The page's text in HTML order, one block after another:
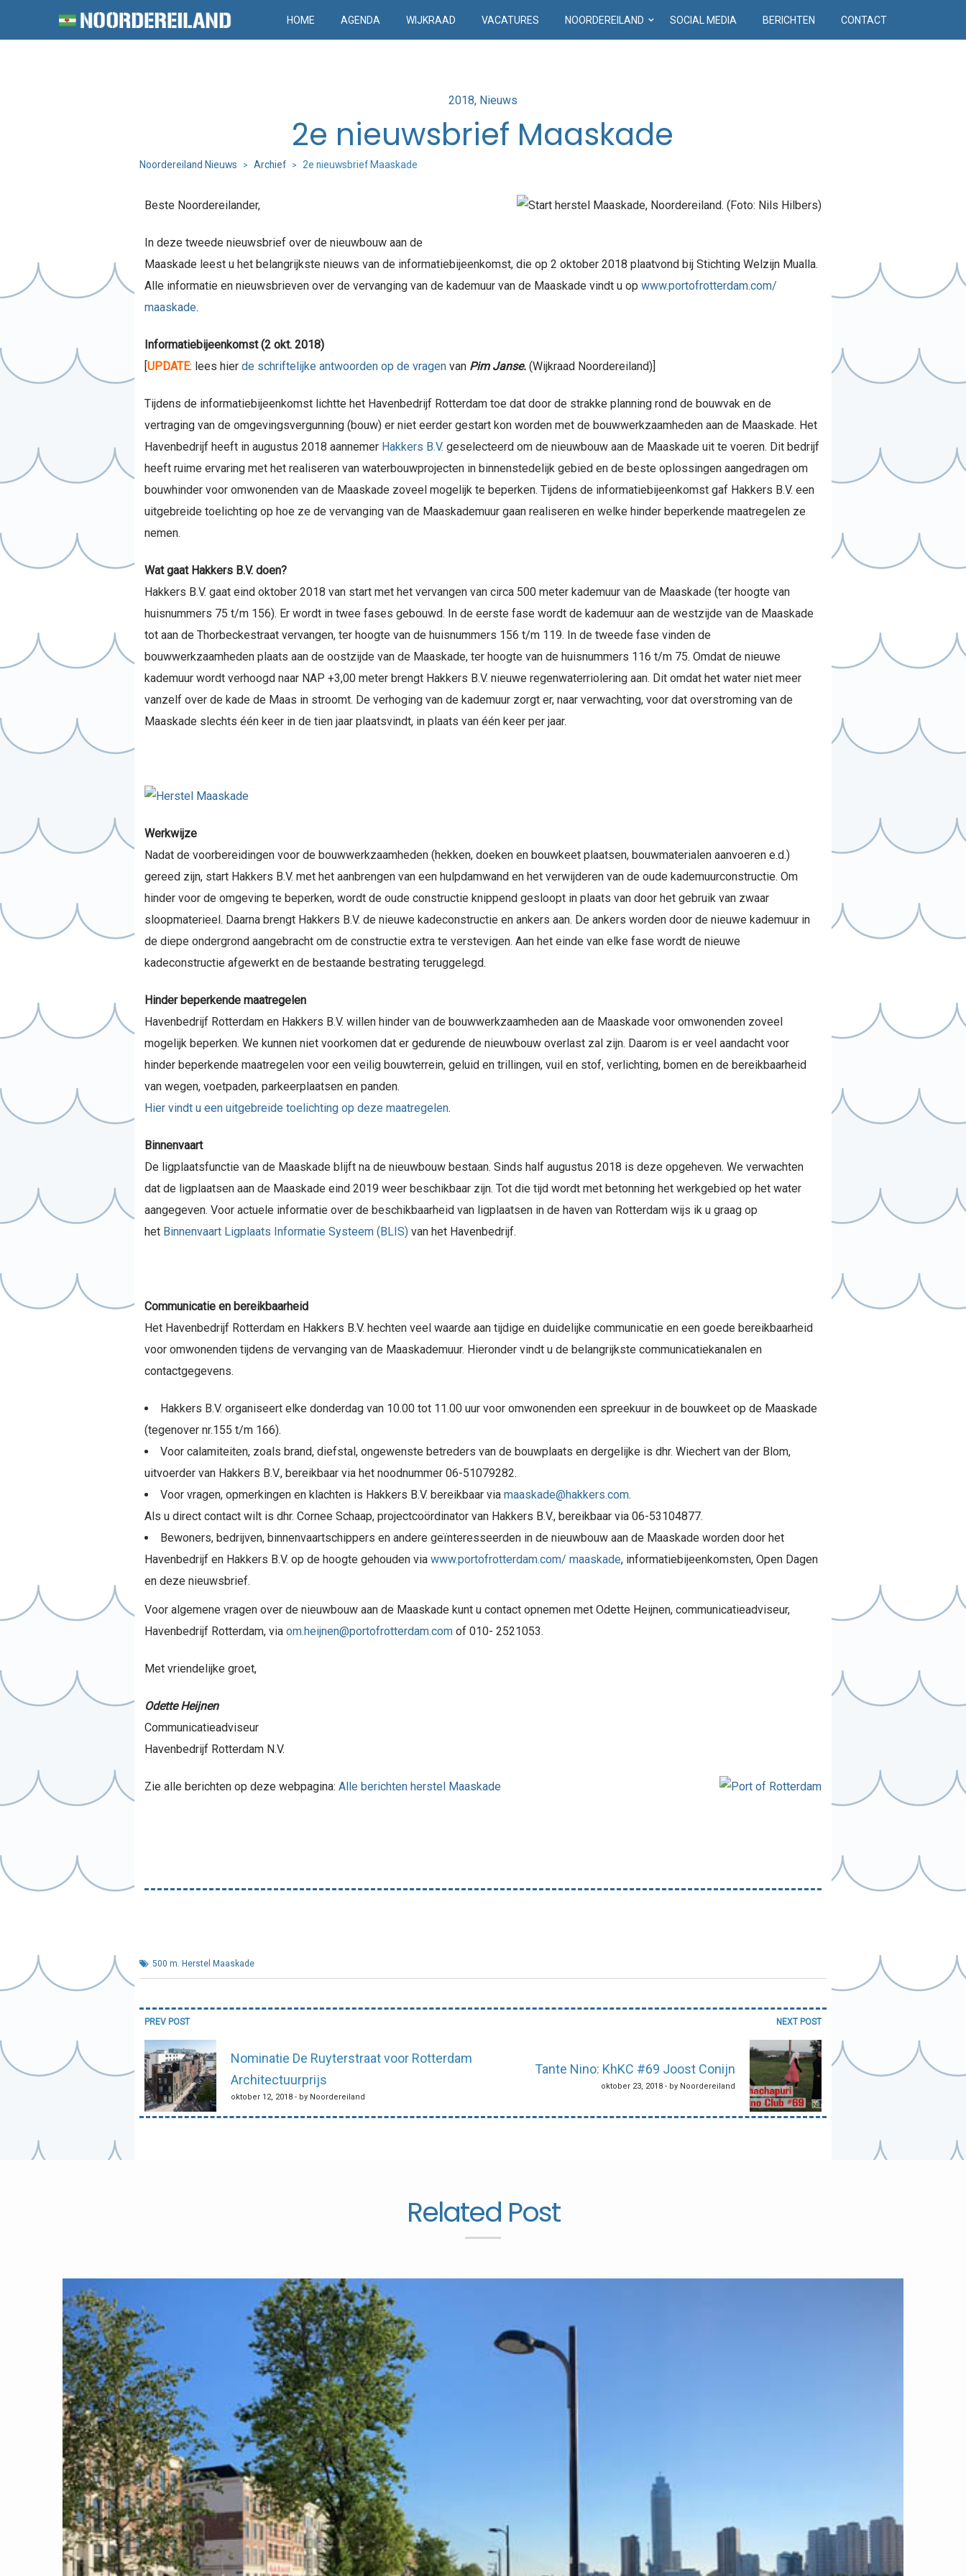
HOME AGENDA WIJKRAAD VACATURES NOORDEREILAND SOCIAL MEDIA BERICHTEN CONTACT
Posted
2018 Nieuws
2e nieuwsbrief Maaskade
Noordereiland Nieuws > Archief > 2e nieuwsbrief Maaskade
Beste Noordereilander,
In deze tweede nieuwsbrief over de nieuwbouw aan de
Maaskade leest u het belangrijkste nieuws van de informatiebijeenkomst, die op 2 oktober 2018 plaatvond bij Stichting Welzijn Mualla.
Alle informatie en nieuwsbrieven over de vervanging van de kademuur van de Maaskade vindt u op www.portofrotterdam.com/
maaskade.
Informatiebijeenkomst (2 okt. 2018)
[UPDATE: lees hier de schriftelijke antwoorden op de vragenvan Pim Janse. (Wijkraad Noordereiland)]
Tijdens de informatiebijeenkomst lichtte het Havenbedrijf Rotterdam toe dat door de strakke planning rond de bouwvak en de
vertraging van de omgevingsvergunning (bouw) er niet eerder gestart kon worden met de bouwwerkzaamheden aan de Maaskade. Het
Havenbedrijf heeft in augustus 2018 aannemer Hakkers B.V. geselecteerd om de nieuwbouw aan de Maaskade uit te voeren. Dit bedrijf
heeft ruime ervaring met het realiseren van waterbouwprojecten in binnenstedelijk gebied en de beste oplossingen aangedragen om
bouwhinder voor omwonenden van de Maaskade zoveel mogelijk te beperken. Tijdens de informatiebijeenkomst gaf Hakkers B.V. een
uitgebreide toelichting op hoe ze de vervanging van de Maaskademuur gaan realiseren en welke hinder beperkende maatregelen ze
nemen.
Wat gaat Hakkers B.V. doen?
Hakkers B.V. gaat eind oktober 2018 van start met het vervangen van circa 500 meter kademuur van de Maaskade (ter hoogte van
huisnummers 75 t/m 156). Er wordt in twee fases gebouwd. In de eerste fase wordt de kademuur aan de westzijde van de Maaskade
tot aan de Thorbeckestraat vervangen, ter hoogte van de huisnummers 156 t/m 119. In de tweede fase vinden de
bouwwerkzaamheden plaats aan de oostzijde van de Maaskade, ter hoogte van de huisnummers 116 t/m 75. Omdat de nieuwe
kademuur wordt verhoogd naar NAP +3,00 meter brengt Hakkers B.V. nieuwe regenwaterriolering aan. Dit omdat het water niet meer
vanzelf over de kade de Maas in stroomt. De verhoging van de kademuur zorgt er, naar verwachting, voor dat overstroming van de
Maaskade slechts één keer in de tien jaar plaatsvindt, in plaats van één keer per jaar.
Werkwijze
Nadat de voorbereidingen voor de bouwwerkzaamheden (hekken, doeken en bouwkeet plaatsen, bouwmaterialen aanvoeren e.d.)
gereed zijn, start Hakkers B.V. met het aanbrengen van een hulpdamwand en het verwijderen van de oude kademuurconstructie. Om
hinder voor de omgeving te beperken, wordt de oude constructie knippend gesloopt in plaats van door het gebruik van zwaar
sloopmaterieel. Daarna brengt Hakkers B.V. de nieuwe kadeconstructie en ankers aan. De ankers worden door de nieuwe kademuur in
de diepe ondergrond aangebracht om de constructie extra te verstevigen. Aan het einde van elke fase wordt de nieuwe
kadeconstructie afgewerkt en de bestaande bestrating teruggelegd.
Hinder beperkende maatregelen
Havenbedrijf Rotterdam en Hakkers B.V. willen hinder van de bouwwerkzaamheden aan de Maaskade voor omwonenden zoveel
mogelijk beperken. We kunnen niet voorkomen dat er gedurende de nieuwbouw overlast zal zijn. Daarom is er veel aandacht voor
hinder beperkende maatregelen voor een veilig bouwterrein, geluid en trillingen, vuil en stof, verlichting, bomen en de bereikbaarheid
van wegen, voetpaden, parkeerplaatsen en panden.
Hier vindt u een uitgebreide toelichting op deze maatregelen.
Binnenvaart
De ligplaatsfunctie van de Maaskade blijft na de nieuwbouw bestaan. Sinds half augustus 2018 is deze opgeheven. We verwachten
dat de ligplaatsen aan de Maaskade eind 2019 weer beschikbaar zijn. Tot die tijd wordt met betonning het werkgebied op het water
aangegeven. Voor actuele informatie over de beschikbaarheid van ligplaatsen in de haven van Rotterdam wijs ik u graag op
het Binnenvaart Ligplaats Informatie Systeem (BLIS)van het Havenbedrijf.
Communicatie en bereikbaarheid
Het Havenbedrijf Rotterdam en Hakkers B.V. hechten veel waarde aan tijdige en duidelijke communicatie en een goede bereikbaarheid
voor omwonenden tijdens de vervanging van de Maaskademuur. Hieronder vindt u de belangrijkste communicatiekanalen en
contactgegevens.
Hakkers B.V. organiseert elke donderdag van 10.00 tot 11.00 uur voor omwonenden een spreekuur in de bouwkeet op de Maaskade
(tegenover nr.155 t/m 166).
Voor calamiteiten, zoals brand, diefstal, ongewenste betreders van de bouwplaats en dergelijke is dhr. Wiechert van der Blom,
uitvoerder van Hakkers B.V., bereikbaar via het noodnummer 06-51079282.
Voor vragen, opmerkingen en klachten is Hakkers B.V. bereikbaar via maaskade@hakkers.com.
Als u direct contact wilt is dhr. Cornee Schaap, projectcoördinator van Hakkers B.V., bereikbaar via 06-53104877.
Bewoners, bedrijven, binnenvaartschippers en andere geïnteresseerden in de nieuwbouw aan de Maaskade worden door het
Havenbedrijf en Hakkers B.V. op de hoogte gehouden via www.portofrotterdam.com/ maaskade, informatiebijeenkomsten, Open Dagen
en deze nieuwsbrief.
Voor algemene vragen over de nieuwbouw aan de Maaskade kunt u contact opnemen met Odette Heijnen, communicatieadviseur,
Havenbedrijf Rotterdam, via om.heijnen@portofrotterdam.comof 010- 2521053.
Met vriendelijke groet,
Odette Heijnen
Communicatieadviseur
Havenbedrijf Rotterdam N.V.
Zie alle berichten op deze webpagina: Alle berichten herstel Maaskade
500 m. Herstel Maaskade
Bericht
navigatie
PREV POST
Nominatie De Ruyterstraat voor Rotterdam
Architectuurprijs
oktober 12, 2018 - by Noordereiland
NEXT POST
Tante Nino: KhKC #69 Joost Conijn
oktober 23, 2018 - by Noordereiland
Related Post